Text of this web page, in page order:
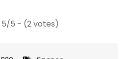
5/5 - (2 votes)